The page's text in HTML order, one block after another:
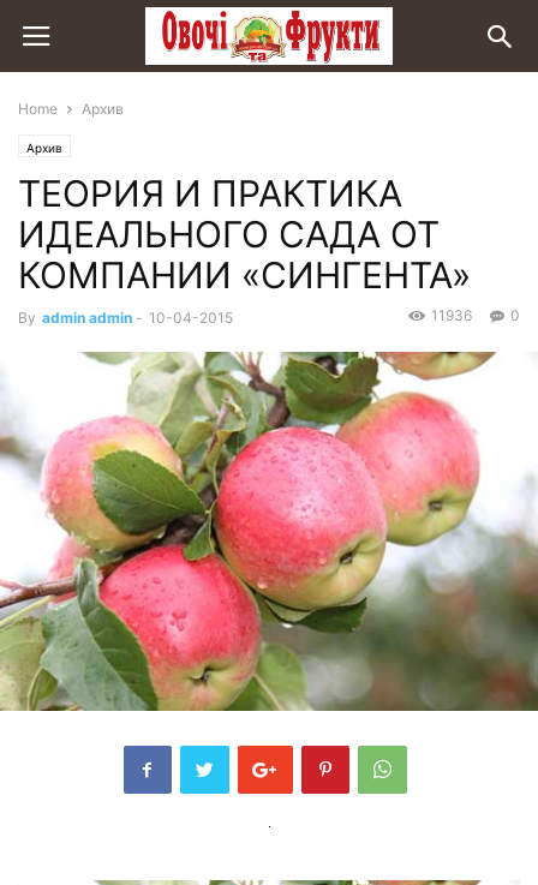
Home Архив
Архив
ТЕОРИЯ И ПРАКТИКА
ИДЕАЛЬНОГО САДА ОТ
КОМПАНИИ «СИНГЕНТА»
By admin admin - 10-04-2015 0
11936